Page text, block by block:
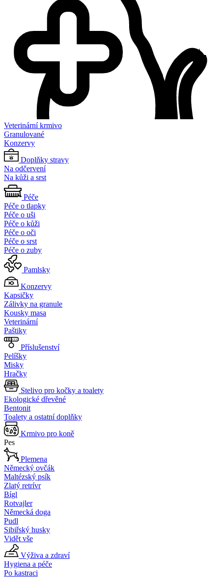
Veterinární krmivo
Granulované
Konzervy
Doplňky stravy
Na odčervení
Na kůži a srst
Péče
Péče o tlapky
Péče o uši
Péče o kůži
Péče o oči
Péče o srst
Péče o zuby
Pamlsky
Konzervy
Kapsičky
Zálivky na granule
Kousky masa
Veterinární
Paštiky
Příslušenství
Pelíšky
Misky
Hračky
Stelivo pro kočky a toalety
Ekologické dřevěné
Bentonit
Toalety a ostatní doplňky
Krmivo pro koně
Pes
Plemena
Německý ovčák
Maltézský psík
Zlatý retrívr
Bígl
Rotvajler
Německá doga
Pudl
Sibiřský husky
Vidět vše
Výživa a zdraví
Hygiena a péče
Po kastraci